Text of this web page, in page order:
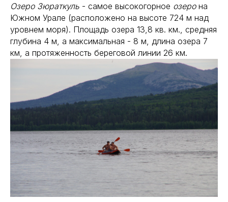
Озеро Зюраткуль - самое высокогорное озерона
Южном Урале (расположено на высоте 724 м над
уровнем моря). Площадь озера 13,8 кв. км., средняя
глубина 4 м, а максимальная - 8 м, длина озера 7
км, а протяженность береговой линии 26 км.